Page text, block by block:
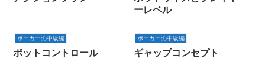
ーレベル
ポーカーの中級編
ポットコントロール
ポーカーの中級編
ギャップコンセプト